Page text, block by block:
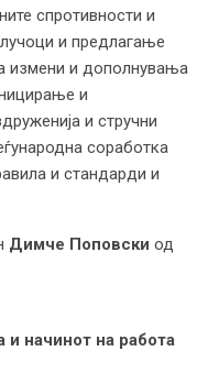
спротивности и
и предлагање
измени и дополнувања
и
и стручни
соработка
и стандарди и
Димче Поповски од
и начинот на работа